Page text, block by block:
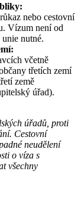
nebo cestovní
Vízum není od
nutné.
včetně
třetích zemí
země
úřad).
úřadů, proti
Cestovní
neudělení
o víza s
všechny